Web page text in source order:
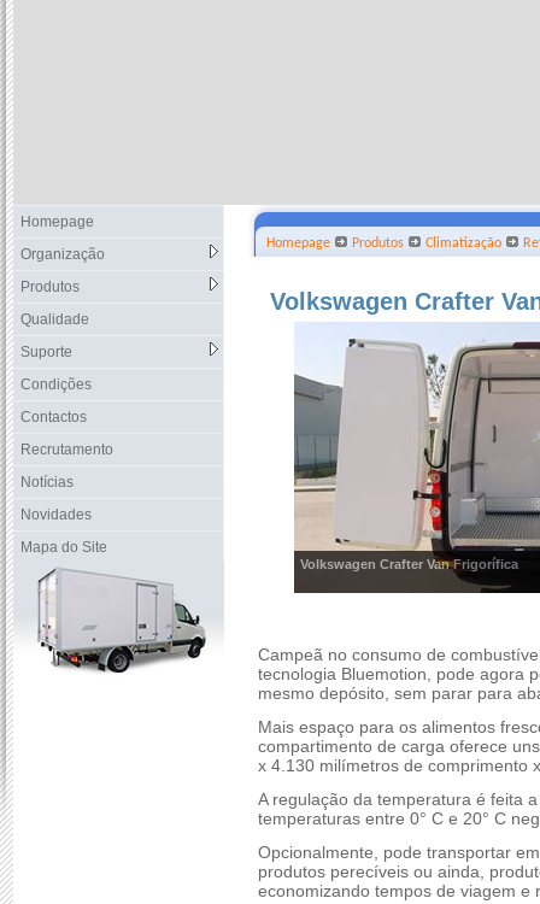
Homepage
Organização
Produtos
Qualidade
Suporte
Condições
Contactos
Recrutamento
Notícias
Novidades
Mapa do Site
Homepage Produtos Climatização
Volkswagen Crafter
Volkswagen Crafter Van Frigorífica
Campeã no consumo de
tecnologia Bluemotion, pode agora
mesmo depósito, sem parar para
Mais espaço para os alimentos
compartimento de carga oferece
x 4.130 milímetros de comprimento
A regulação da temperatura é feita
temperaturas entre 0° C e 20° C
Opcionalmente, pode transportar
produtos perecíveis ou ainda,
economizando tempos de viagem e